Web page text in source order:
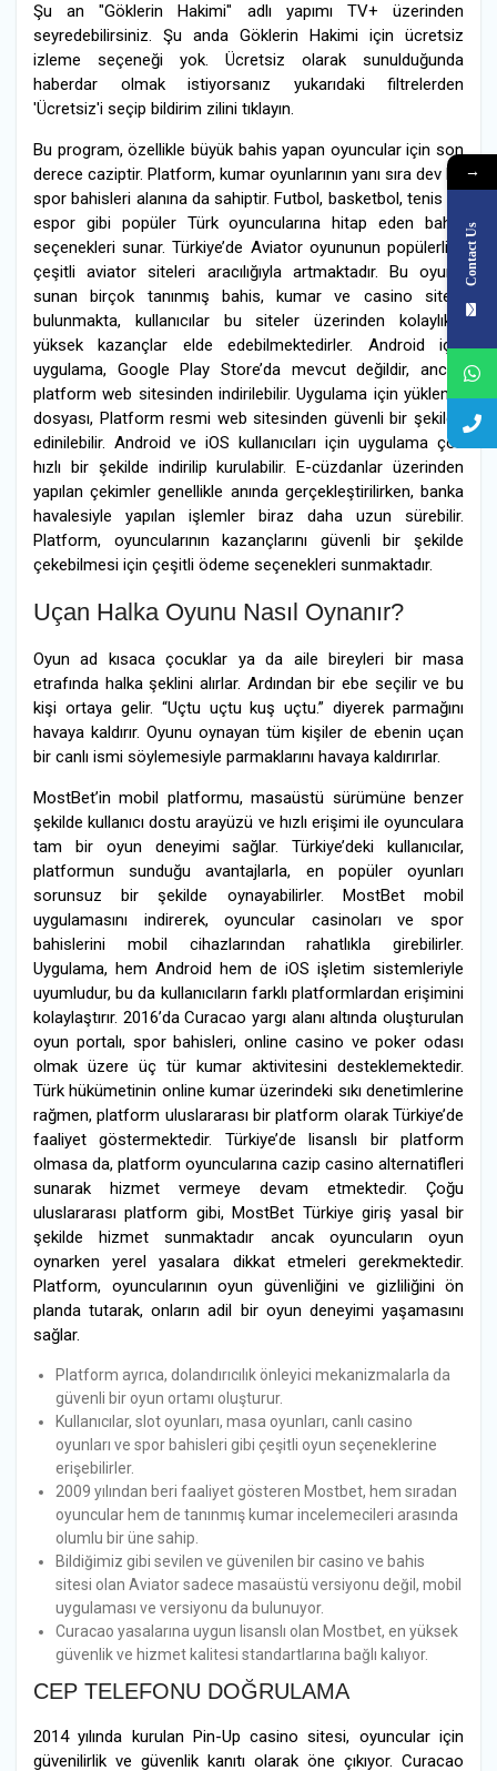
Şu an "Göklerin Hakimi" adlı yapımı TV+ üzerinden
seyredebilirsiniz. Şu anda Göklerin Hakimi için ücretsiz
izleme seçeneği yok. Ücretsiz olarak sunulduğunda
haberdar olmak istiyorsanız yukarıdaki filtrelerden
'Ücretsiz'i seçip bildirim zilini tıklayın.
Bu program, özellikle büyük bahis yapan oyuncular için son
derece caziptir. Platform, kumar oyunlarının yanı sıra dev bir
spor bahisleri alanına da sahiptir. Futbol, basketbol, tenis ve
espor gibi popüler Türk oyuncularına hitap eden bahis
seçenekleri sunar. Türkiye’de Aviator oyununun popülerliği,
çeşitli aviator siteleri aracılığıyla artmaktadır. Bu oyunu
sunan birçok tanınmış bahis, kumar ve casino sitesi
bulunmakta, kullanıcılar bu siteler üzerinden kolaylıkla
yüksek kazançlar elde edebilmektedirler. Android için
uygulama, Google Play Store’da mevcut değildir, ancak
platform web sitesinden indirilebilir. Uygulama için yükleme
dosyası, Platform resmi web sitesinden güvenli bir şekilde
edinilebilir. Android ve iOS kullanıcıları için uygulama çok
hızlı bir şekilde indirilip kurulabilir. E-cüzdanlar üzerinden
yapılan çekimler genellikle anında gerçekleştirilirken, banka
havalesiyle yapılan işlemler biraz daha uzun sürebilir.
Platform, oyuncularının kazançlarını güvenli bir şekilde
çekebilmesi için çeşitli ödeme seçenekleri sunmaktadır.
Uçan Halka Oyunu Nasıl Oynanır?
Oyun ad kısaca çocuklar ya da aile bireyleri bir masa
etrafında halka şeklini alırlar. Ardından bir ebe seçilir ve bu
kişi ortaya gelir. “Uçtu uçtu kuş uçtu.” diyerek parmağını
havaya kaldırır. Oyunu oynayan tüm kişiler de ebenin uçan
bir canlı ismi söylemesiyle parmaklarını havaya kaldırırlar.
MostBet’in mobil platformu, masaüstü sürümüne benzer
şekilde kullanıcı dostu arayüzü ve hızlı erişimi ile oyunculara
tam bir oyun deneyimi sağlar. Türkiye’deki kullanıcılar,
platformun sunduğu avantajlarla, en popüler oyunları
sorunsuz bir şekilde oynayabilirler. MostBet mobil
uygulamasını indirerek, oyuncular casinoları ve spor
bahislerini mobil cihazlarından rahatlıkla girebilirler.
Uygulama, hem Android hem de iOS işletim sistemleriyle
uyumludur, bu da kullanıcıların farklı platformlardan erişimini
kolaylaştırır. 2016’da Curacao yargı alanı altında oluşturulan
oyun portalı, spor bahisleri, online casino ve poker odası
olmak üzere üç tür kumar aktivitesini desteklemektedir.
Türk hükümetinin online kumar üzerindeki sıkı denetimlerine
rağmen, platform uluslararası bir platform olarak Türkiye’de
faaliyet göstermektedir. Türkiye’de lisanslı bir platform
olmasa da, platform oyuncularına cazip casino alternatifleri
sunarak hizmet vermeye devam etmektedir. Çoğu
uluslararası platform gibi, MostBet Türkiye giriş yasal bir
şekilde hizmet sunmaktadır ancak oyuncuların oyun
oynarken yerel yasalara dikkat etmeleri gerekmektedir.
Platform, oyuncularının oyun güvenliğini ve gizliliğini ön
planda tutarak, onların adil bir oyun deneyimi yaşamasını
sağlar.
Platform ayrıca, dolandırıcılık önleyici mekanizmalarla da
güvenli bir oyun ortamı oluşturur.
Kullanıcılar, slot oyunları, masa oyunları, canlı casino
oyunları ve spor bahisleri gibi çeşitli oyun seçeneklerine
erişebilirler.
2009 yılından beri faaliyet gösteren Mostbet, hem sıradan
oyuncular hem de tanınmış kumar incelemecileri arasında
olumlu bir üne sahip.
Bildiğimiz gibi sevilen ve güvenilen bir casino ve bahis
sitesi olan Aviator sadece masaüstü versiyonu değil, mobil
uygulaması ve versiyonu da bulunuyor.
Curacao yasalarına uygun lisanslı olan Mostbet, en yüksek
güvenlik ve hizmet kalitesi standartlarına bağlı kalıyor.
CEP TELEFONU DOĞRULAMA
2014 yılında kurulan Pin-Up casino sitesi, oyuncular için
güvenilirlik ve güvenlik kanıtı olarak öne çıkıyor. Curacao
→
Contact Us